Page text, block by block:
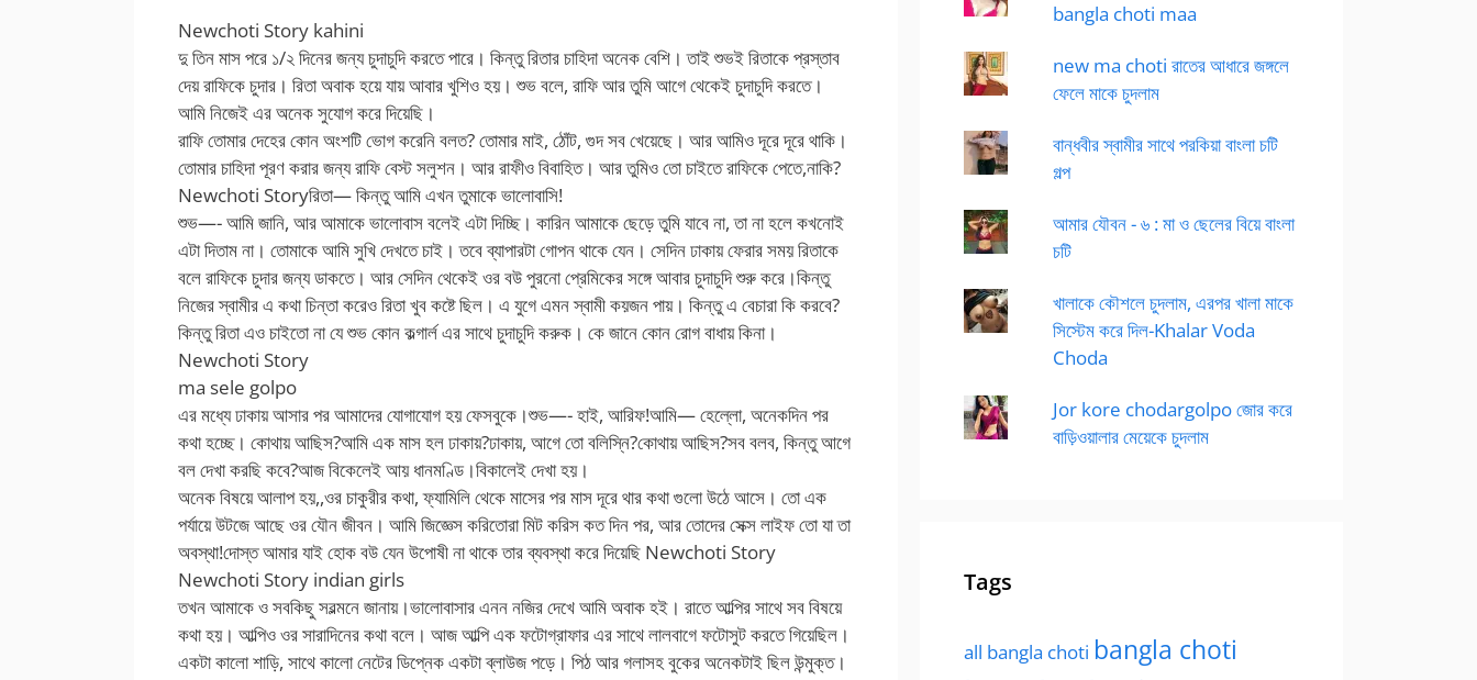
Newchoti Story kahini
দু তিন মাস পরে ১/২ দিনের জন্য চুদাচুদি করতে পারে। কিন্তু রিতার চাহিদা অনেক বেশি। তাই শুভই রিতাকে প্রস্তাব
দেয় রাফিকে চুদার। রিতা অবাক হয়ে যায় আবার খুশিও হয়। শুভ বলে, রাফি আর তুমি আগে থেকেই চুদাচুদি করতে।
আমি নিজেই এর অনেক সুযোগ করে দিয়েছি।
রাফি তোমার দেহের কোন অংশটি ভোগ করেনি বলত? তোমার মাই, ঠোঁট, গুদ সব খেয়েছে। আর আমিও দূরে দূরে থাকি।
তোমার চাহিদা পূরণ করার জন্য রাফি বেস্ট সলুশন। আর রাফীও বিবাহিত। আর তুমিও তো চাইতে রাফিকে পেতে,নাকি?
Newchoti Storyরিতা— কিন্তু আমি এখন তুমাকে ভালোবাসি!
শুভ—- আমি জানি, আর আমাকে ভালোবাস বলেই এটা দিচ্ছি। কারিন আমাকে ছেড়ে তুমি যাবে না, তা না হলে কখনোই
এটা দিতাম না। তোমাকে আমি সুখি দেখতে চাই। তবে ব্যাপারটা গোপন থাকে যেন। সেদিন ঢাকায় ফেরার সময় রিতাকে
বলে রাফিকে চুদার জন্য ডাকতে। আর সেদিন থেকেই ওর বউ পুরনো প্রেমিকের সঙ্গে আবার চুদাচুদি শুরু করে।কিন্তু
নিজের স্বামীর এ কথা চিন্তা করেও রিতা খুব কষ্টে ছিল। এ যুগে এমন স্বামী কয়জন পায়। কিন্তু এ বেচারা কি করবে?
কিন্তু রিতা এও চাইতো না যে শুভ কোন কল্গার্ল এর সাথে চুদাচুদি করুক। কে জানে কোন রোগ বাধায় কিনা।
Newchoti Story
ma sele golpo
এর মধ্যে ঢাকায় আসার পর আমাদের যোগাযোগ হয় ফেসবুকে।শুভ—- হাই, আরিফ!আমি— হেল্লো, অনেকদিন পর
কথা হচ্ছে। কোথায় আছিস?আমি এক মাস হল ঢাকায়?ঢাকায়, আগে তো বলিস্নি?কোথায় আছিস?সব বলব, কিন্তু আগে
বল দেখা করছি কবে?আজ বিকেলেই আয় ধানমণ্ডি।বিকালেই দেখা হয়।
অনেক বিষয়ে আলাপ হয়,,ওর চাকুরীর কথা, ফ্যামিলি থেকে মাসের পর মাস দূরে থার কথা গুলো উঠে আসে। তো এক
পর্যায়ে উটজে আছে ওর যৌন জীবন। আমি জিজ্ঞেস করিতোরা মিট করিস কত দিন পর, আর তোদের সেক্স লাইফ তো যা তা
অবস্থা!দোস্ত আমার যাই হোক বউ যেন উপোষী না থাকে তার ব্যবস্থা করে দিয়েছি Newchoti Story
Newchoti Story indian girls
তখন আমাকে ও সবকিছু সরল্মনে জানায়।ভালোবাসার এনন নজির দেখে আমি অবাক হই। রাতে আল্পির সাথে সব বিষয়ে
কথা হয়। আল্পিও ওর সারাদিনের কথা বলে। আজ আল্পি এক ফটোগ্রাফার এর সাথে লালবাগে ফটোসুট করতে গিয়েছিল।
একটা কালো শাড়ি, সাথে কালো নেটের ডিপ্নেক একটা ব্লাউজ পড়ে। পিঠ আর গলাসহ বুকের অনেকটাই ছিল উন্মুক্ত।
bangla choti maa
new ma choti রাতের আধারে জঙ্গলে
ফেলে মাকে চুদলাম
বান্ধবীর স্বামীর সাথে পরকিয়া বাংলা চটি
গল্প
আমার যৌবন - ৬ : মা ও ছেলের বিয়ে বাংলা
চটি
খালাকে কৌশলে চুদলাম, এরপর খালা মাকে
সিস্টেম করে দিল-Khalar Voda
Choda
Jor kore chodargolpo জোর করে
বাড়িওয়ালার মেয়েকে চুদলাম
Tags
all bangla choti bangla choti